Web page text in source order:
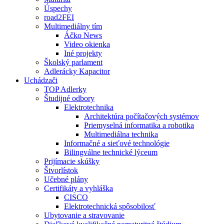
Úspechy
road2FEI
Multimediálny tím
Áčko News
Video okienka
Iné projekty
Školský parlament
Adlerácky Kapacitor
Uchádzači
TOP Adlerky
Študijné odbory
Elektrotechnika
Architektúra počítačových systémov
Priemyselná informatika a robotika
Multimediálna technika
Informačné a sieťové technológie
Bilingválne technické lýceum
Prijímacie skúšky
Štvorlístok
Učebné plány
Certifikáty a vyhláška
CISCO
Elektrotechnická spôsobilosť
Ubytovanie a stravovanie